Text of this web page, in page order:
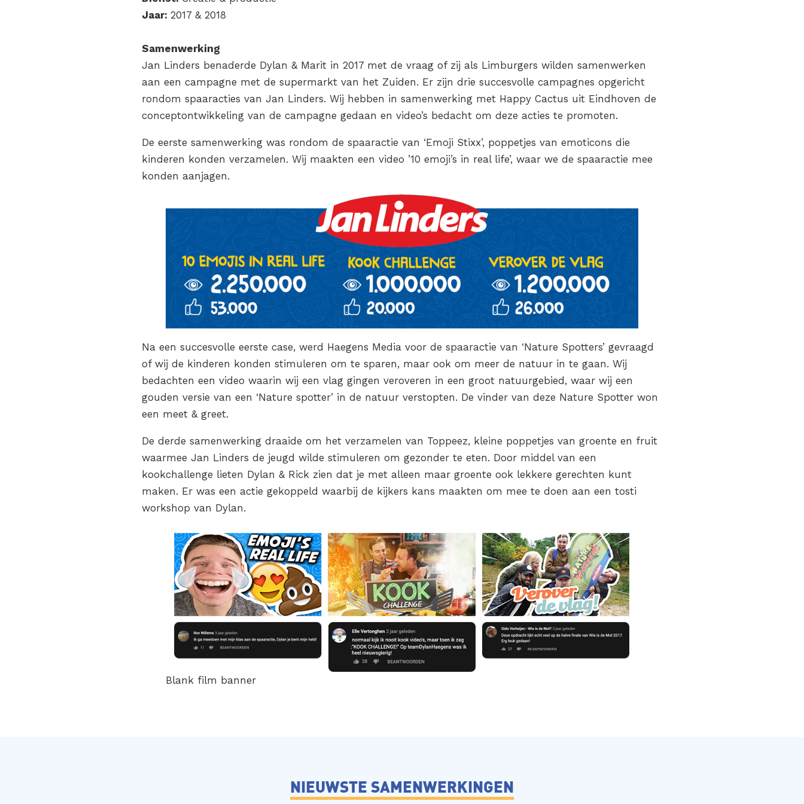
Jaar: 2017 & 2018
Samenwerking
Jan Linders benaderde Dylan & Marit in 2017 met de vraag of zij als Limburgers wilden samenwerken
aan een campagne met de supermarkt van het Zuiden. Er zijn drie succesvolle campagnes opgericht
rondom spaaracties van Jan Linders. Wij hebben in samenwerking met Happy Cactus uit Eindhoven de
conceptontwikkeling van de campagne gedaan en video’s bedacht om deze acties te promoten.
De eerste samenwerking was rondom de spaaractie van ‘Emoji Stixx’, poppetjes van emoticons die
kinderen konden verzamelen. Wij maakten een video ’10 emoji’s in real life’, waar we de spaaractie mee
konden aanjagen.
Na een succesvolle eerste case, werd Haegens Media voor de spaaractie van ‘Nature Spotters’ gevraagd
of wij de kinderen konden stimuleren om te sparen, maar ook om meer de natuur in te gaan. Wij
bedachten een video waarin wij een vlag gingen veroveren in een groot natuurgebied, waar wij een
gouden versie van een ‘Nature spotter’ in de natuur verstopten. De vinder van deze Nature Spotter won
een meet & greet.
De derde samenwerking draaide om het verzamelen van Toppeez, kleine poppetjes van groente en fruit
waarmee Jan Linders de jeugd wilde stimuleren om gezonder te eten. Door middel van een
kookchallenge lieten Dylan & Rick zien dat je met alleen maar groente ook lekkere gerechten kunt
maken. Er was een actie gekoppeld waarbij de kijkers kans maakten om mee te doen aan een tosti
workshop van Dylan.
Blank film banner
NIEUWSTE SAMENWERKINGEN